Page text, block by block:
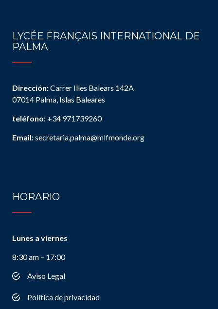
LYCÉE FRANÇAIS INTERNATIONAL DE
PALMA
Dirección:Carrer Illes Balears 142A
07014 Palma, Islas Baleares
teléfono: +34 971739260
Email:secretaria.palma@mlfmonde.org
HORARIO
Lunes a viernes
8:30 am – 17:00
Aviso Legal
Política de privacidad